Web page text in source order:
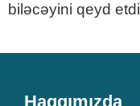
biləcəyini qeyd
Haqqımızda